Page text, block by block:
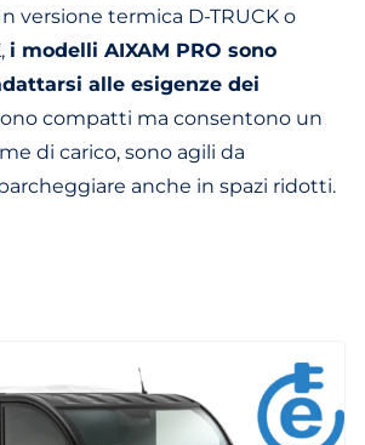
versione termica D-TRUCK o
i modelli AIXAM PRO sono
alle esigenze dei
compatti ma consentono un
di carico, sono agili da
anche in spazi ridotti.